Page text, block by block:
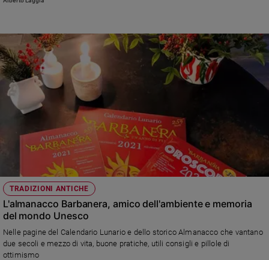
TRADIZIONI ANTICHE
L'almanacco Barbanera, amico dell'ambiente e memoria
del mondo Unesco
Nelle pagine del Calendario Lunario e dello storico Almanacco che vantano
due secoli e mezzo di vita, buone pratiche, utili consigli e pillole di
ottimismo